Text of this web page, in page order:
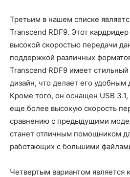
Третьим в нашем списке
Transcend RDF9. Этот
высокой скоростью передачи
поддержкой различных
Transcend RDF9 имеет
дизайн, что делает его удобным
Кроме того, он оснащен USB
еще более высокую скорость
сравнению с предыдущими
станет отличным помощником
работающих с большими
Четвертым вариантом является